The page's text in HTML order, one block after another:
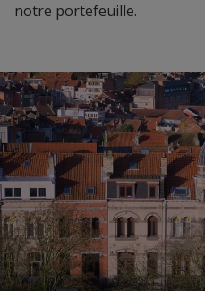
notre portefeuille.